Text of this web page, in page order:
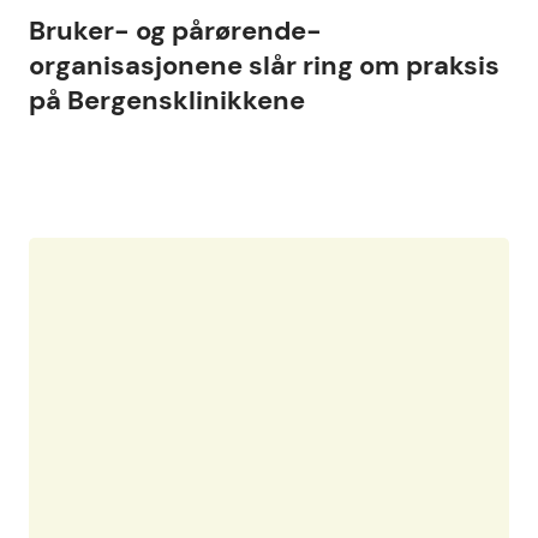
Bruker- og pårørende-
organisasjonene slår ring om praksis
på Bergensklinikkene